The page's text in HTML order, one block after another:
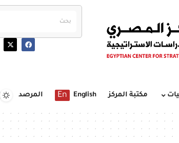
مكتبة المركز English
En المرصد